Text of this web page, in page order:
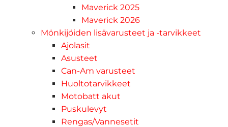
Maverick 2025
Maverick 2026
Mönkijöiden lisävarusteet ja -tarvikkeet
Ajolasit
Asusteet
Can-Am varusteet
Huoltotarvikkeet
Motobatt akut
Puskulevyt
Rengas/Vannesetit